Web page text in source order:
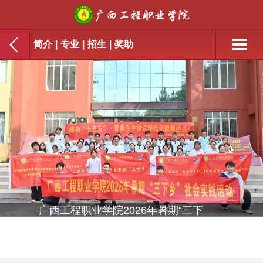
简介 专业 招生 奖助
广西工程职业学院2026年暑期“三下